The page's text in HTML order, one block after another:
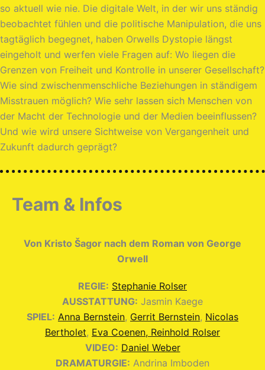
so aktuell wie nie. Die digitale Welt, in der wir uns ständig
beobachtet fühlen und die politische Manipulation, die uns
tagtäglich begegnet, haben Orwells Dystopie längst
eingeholt und werfen viele Fragen auf: Wo liegen die
Grenzen von Freiheit und Kontrolle in unserer Gesellschaft?
Wie sind zwischenmenschliche Beziehungen in ständigem
Misstrauen möglich? Wie sehr lassen sich Menschen von
der Macht der Technologie und der Medien beeinflussen?
Und wie wird unsere Sichtweise von Vergangenheit und
Zukunft dadurch geprägt?
Team & Infos
Von Kristo Šagor nach dem Roman von George
Orwell
REGIE: Stephanie Rolser
AUSSTATTUNG: Jasmin Kaege
SPIEL: Anna Bernstein, Gerrit Bernstein, Nicolas
Bertholet, Eva Coenen, Reinhold Rolser
VIDEO: Daniel Weber
DRAMATURGIE: Andrina Imboden